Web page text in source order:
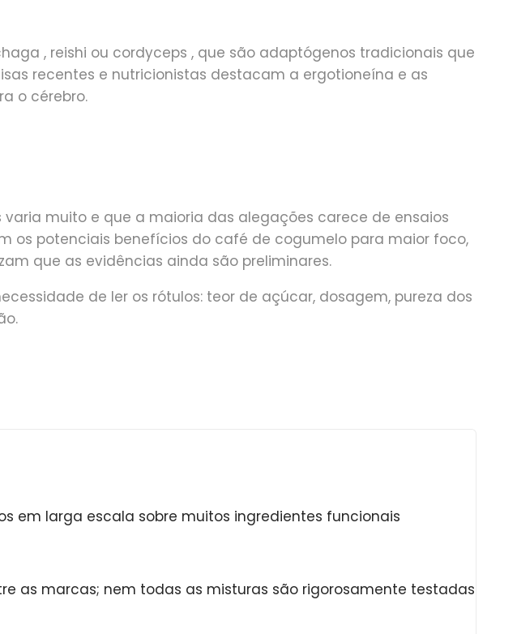
, reishi ou cordyceps , que são adaptógenos tradicionais que
recentes e nutricionistas destacam a ergotioneína e as
o cérebro.
muito e que a maioria das alegações carece de ensaios
os potenciais benefícios do café de cogumelo para maior foco,
que as evidências ainda são preliminares.
de ler os rótulos: teor de açúcar, dosagem, pureza dos
em larga escala sobre muitos ingredientes funcionais
as marcas; nem todas as misturas são rigorosamente testadas